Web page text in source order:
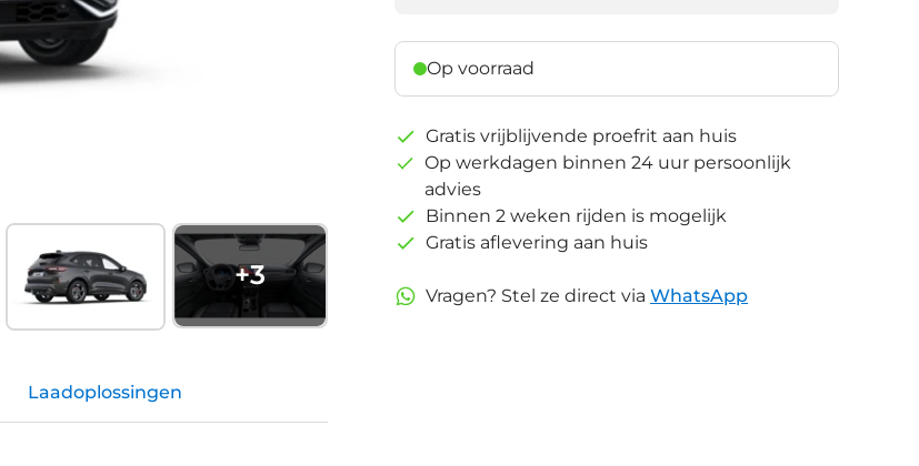
+3
Op voorraad
Gratis vrijblijvende proefrit aan huis
Op werkdagen binnen 24 uur persoonlijk
advies
Binnen 2 weken rijden is mogelijk
Gratis aflevering aan huis
Vragen? Stel ze direct via WhatsApp
Laadoplossingen